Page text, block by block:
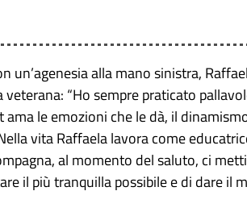
un’agenesia alla mano sinistra,
“Ho sempre praticato
le emozioni che le dà, il
vita Raffaela lavora come
al momento del saluto, ci
il più tranquilla possibile e di dare il